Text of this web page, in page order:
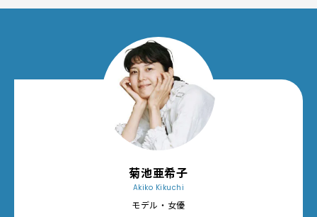
菊池亜希子
Akiko Kikuchi
モデル・女優